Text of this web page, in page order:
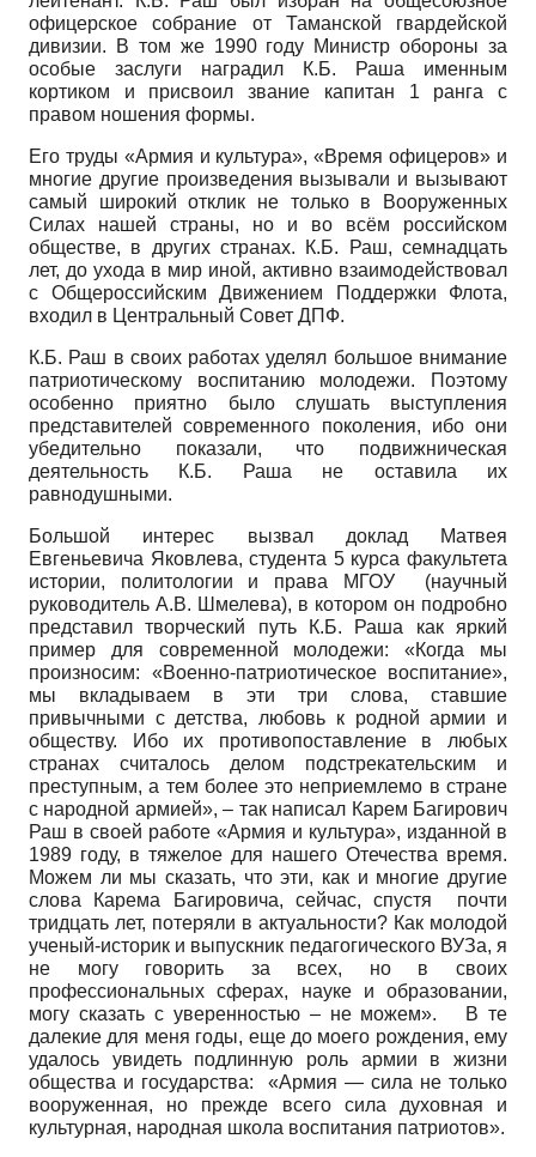
офицерское собрание от Таманской гвардейской
дивизии. В том же 1990 году Министр обороны за
особые заслуги наградил К.Б. Раша именным
кортиком и присвоил звание капитан 1 ранга с
правом ношения формы.
Его труды «Армия и культура», «Время офицеров» и
многие другие произведения вызывали и вызывают
самый широкий отклик не только в Вооруженных
Силах нашей страны, но и во всём российском
обществе, в других странах. К.Б. Раш, семнадцать
лет, до ухода в мир иной, активно взаимодействовал
с Общероссийским Движением Поддержки Флота,
входил в Центральный Совет ДПФ.
К.Б. Раш в своих работах уделял большое внимание
патриотическому воспитанию молодежи. Поэтому
особенно приятно было слушать выступления
представителей современного поколения, ибо они
убедительно показали, что подвижническая
деятельность К.Б. Раша не оставила их
равнодушными.
Большой интерес вызвал доклад Матвея
Евгеньевича Яковлева, студента 5 курса факультета
истории, политологии и права МГОУ (научный
руководитель А.В. Шмелева), в котором он подробно
представил творческий путь К.Б. Раша как яркий
пример для современной молодежи: «Когда мы
произносим: «Военно-патриотическое воспитание»,
мы вкладываем в эти три слова, ставшие
привычными с детства, любовь к родной армии и
обществу. Ибо их противопоставление в любых
странах считалось делом подстрекательским и
преступным, а тем более это неприемлемо в стране
с народной армией», – так написал Карем Багирович
Раш в своей работе «Армия и культура», изданной в
1989 году, в тяжелое для нашего Отечества время.
Можем ли мы сказать, что эти, как и многие другие
слова Карема Багировича, сейчас, спустя почти
тридцать лет, потеряли в актуальности? Как молодой
ученый-историк и выпускник педагогического ВУЗа, я
не могу говорить за всех, но в своих
профессиональных сферах, науке и образовании,
могу сказать с уверенностью – не можем». В те
далекие для меня годы, еще до моего рождения, ему
удалось увидеть подлинную роль армии в жизни
общества и государства: «Армия — сила не только
вооруженная, но прежде всего сила духовная и
культурная, народная школа воспитания патриотов».